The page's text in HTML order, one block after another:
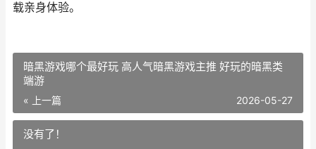
载亲身体验。
暗黑游戏哪个最好玩 高人气暗黑游戏主推 好玩的暗黑类
端游
« 上一篇 2026-05-27
没有了！